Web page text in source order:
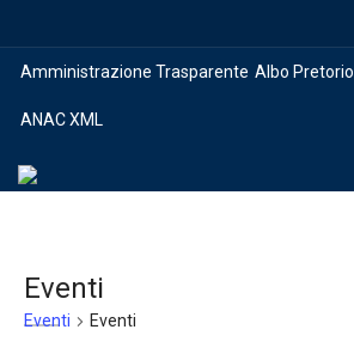
Amministrazione Trasparente Albo Pretorio
ANAC XML
Eventi
Eventi Eventi